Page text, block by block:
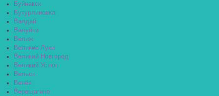
Буйнакск
Бутурлиновка
Валдай
Валуйки
Велиж
Великие Луки
Великий Новгород
Великий Устюг
Вельск
Венёв
Верещагино